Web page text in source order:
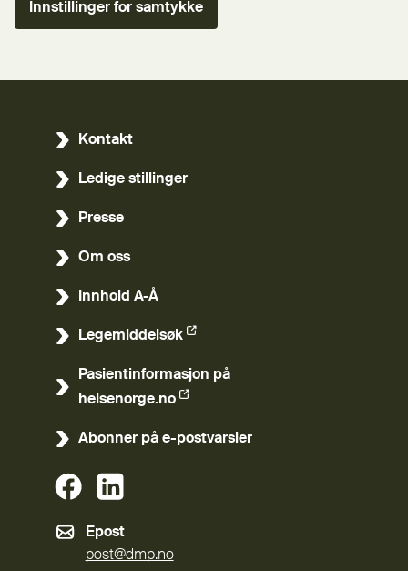
Innstillinger for samtykke
Kontakt
Ledige stillinger
Presse
Om oss
Innhold A-Å
Legemiddelsøk
(Ekstern lenke)
Pasientinformasjon på
helsenorge.no
(Ekstern lenke)
Abonner på e-postvarsler
(Ekstern lenke)
Epost
post@dmp.no